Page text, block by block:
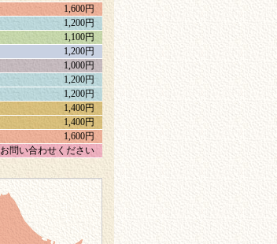
1,600円
1,200円
1,100円
1,200円
1,000円
1,200円
1,200円
1,400円
1,400円
1,600円
お問い合わせください